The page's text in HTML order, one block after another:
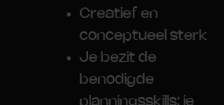
Creatief en
conceptueel sterk
Je bezit de
benodigde
planningsskills: je